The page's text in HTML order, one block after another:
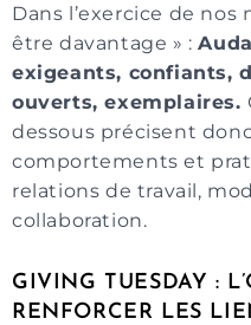
Dans l’exercice de nos
être davantage » :
exigeants, confiants,
ouverts, exemplaires.
dessous précisent
comportements et
relations de travail,
collaboration.
GIVING TUESDAY :
RENFORCER LES